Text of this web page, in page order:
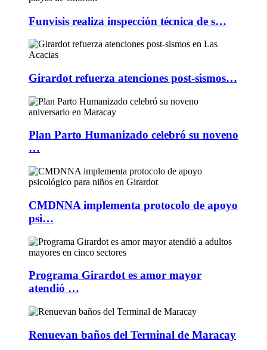
Funvisis realiza inspección técnica de s…
Girardot refuerza atenciones post-sismos…
Plan Parto Humanizado celebró su noveno
…
CMDNNA implementa protocolo de apoyo
psi…
Programa Girardot es amor mayor
atendió …
Renuevan baños del Terminal de Maracay